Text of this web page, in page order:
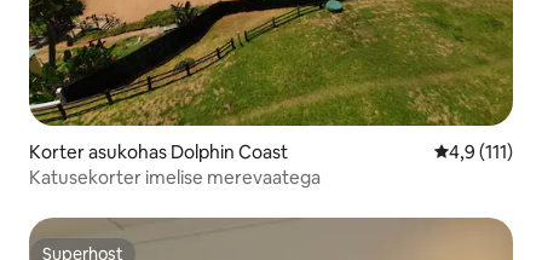
Korter asukohas Dolphin Coast Keskmine
4,9 (111)
Katusekorter imelise merevaatega
Superhost